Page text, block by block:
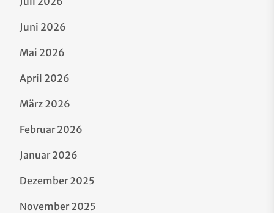
Juni 2026
Mai 2026
April 2026
März 2026
Februar 2026
Januar 2026
Dezember 2025
November 2025